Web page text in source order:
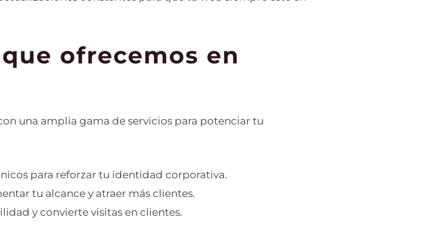
ofrecemos en
una amplia gama de servicios para potenciar tu
para reforzar tu identidad corporativa.
tu alcance y atraer más clientes.
y convierte visitas en clientes.